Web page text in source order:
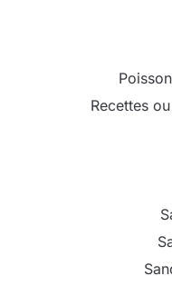
Recettes